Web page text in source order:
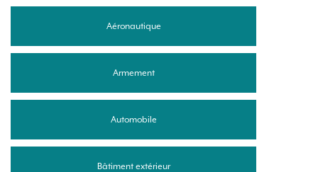
Aéronautique
Armement
Automobile
Bâtiment extérieur